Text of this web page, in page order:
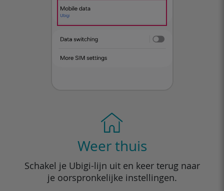
Weer thuis
Schakel je Ubigi-lijn uit en keer terug naar
je oorspronkelijke instellingen.